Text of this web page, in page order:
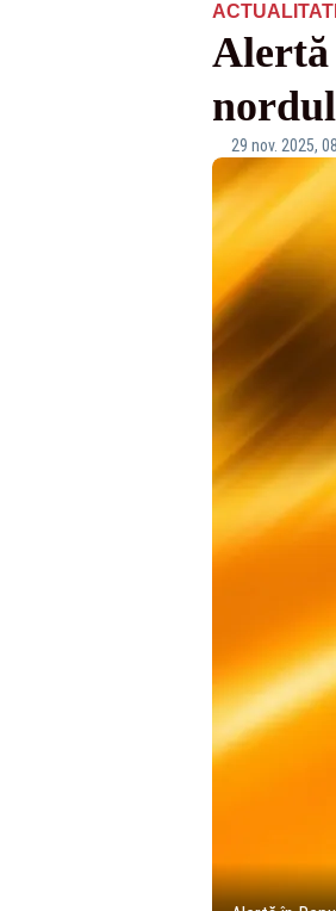
Alertă
29 nov. 2025,